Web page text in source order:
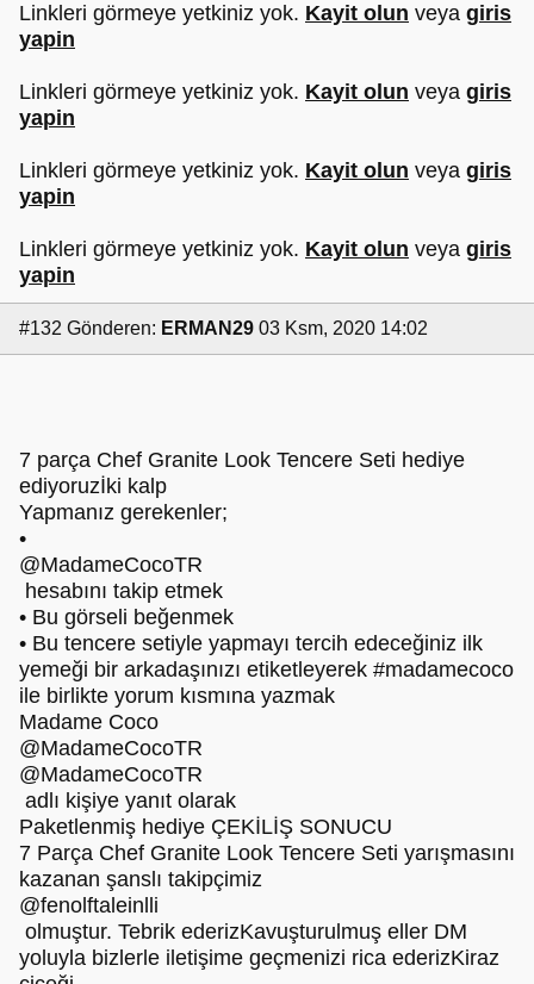
Linkleri görmeye yetkiniz yok. Kayit olun veya giris
yapin
Linkleri görmeye yetkiniz yok. Kayit olun veya giris
yapin
Linkleri görmeye yetkiniz yok. Kayit olun veya giris
yapin
Linkleri görmeye yetkiniz yok. Kayit olun veya giris
yapin
#132 Gönderen: ERMAN29 03 Ksm, 2020 14:02
7 parça Chef Granite Look Tencere Seti hediye
ediyoruzİki kalp
Yapmanız gerekenler;
•
@MadameCocoTR
hesabını takip etmek
• Bu görseli beğenmek
• Bu tencere setiyle yapmayı tercih edeceğiniz ilk
yemeği bir arkadaşınızı etiketleyerek #madamecoco
ile birlikte yorum kısmına yazmak
Madame Coco
@MadameCocoTR
@MadameCocoTR
adlı kişiye yanıt olarak
Paketlenmiş hediye ÇEKİLİŞ SONUCU
7 Parça Chef Granite Look Tencere Seti yarışmasını
kazanan şanslı takipçimiz
@fenolftaleinlli
olmuştur. Tebrik ederizKavuşturulmuş eller DM
yoluyla bizlerle iletişime geçmenizi rica ederizKiraz